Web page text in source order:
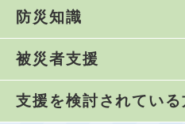
防災知識
被災者支援
支援を検討されている